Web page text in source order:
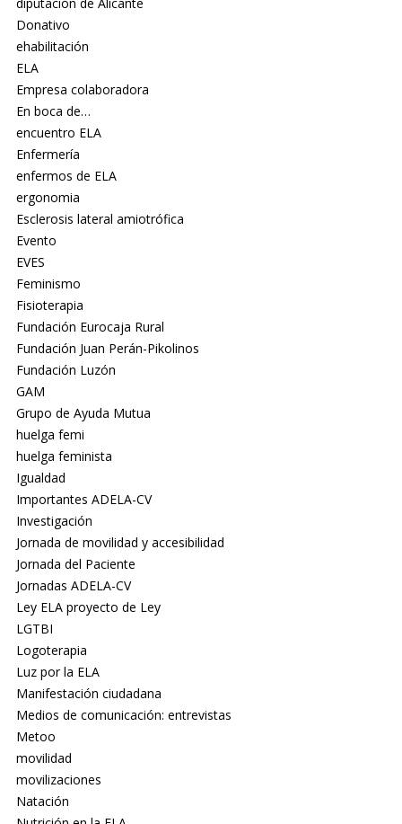
Donativo
ehabilitación
ELA
Empresa colaboradora
En boca de…
encuentro ELA
Enfermería
enfermos de ELA
ergonomia
Esclerosis lateral amiotrófica
Evento
EVES
Feminismo
Fisioterapia
Fundación Eurocaja Rural
Fundación Juan Perán-Pikolinos
Fundación Luzón
GAM
Grupo de Ayuda Mutua
huelga femi
huelga feminista
Igualdad
Importantes ADELA-CV
Investigación
Jornada de movilidad y accesibilidad
Jornada del Paciente
Jornadas ADELA-CV
Ley ELA proyecto de Ley
LGTBI
Logoterapia
Luz por la ELA
Manifestación ciudadana
Medios de comunicación: entrevistas
Metoo
movilidad
movilizaciones
Natación